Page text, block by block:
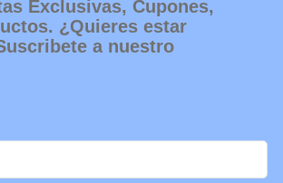
producto
Exclusivas, Cupones,
¿Quieres estar
a nuestro